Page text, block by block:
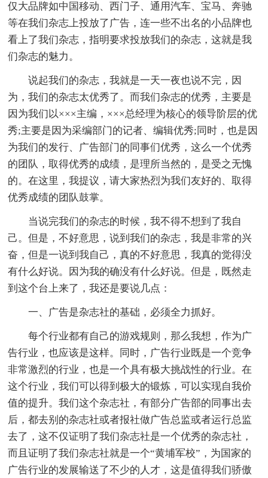
仅大品牌如中国移动、西门子、通用汽车、宝马、奔驰
等在我们杂志上投放了广告，连一些不出名的小品牌也
看上了我们杂志，指明要求投放我们的杂志，这就是我
们杂志的魅力。
说起我们的杂志，我就是一天一夜也说不完，因
为，我们的杂志太优秀了。而我们杂志的优秀，主要是
因为我们以×××主编，×××总经理为核心的领导阶层的优
秀;主要是因为采编部门的记者、编辑优秀;同时，也是因
为我们的发行、广告部门的同事们优秀，这么一个优秀
的团队，取得优秀的成绩，是理所当然的，是受之无愧
的。在这里，我提议，请大家热烈为我们友好的、取得
优秀成绩的团队鼓掌。
当说完我们的杂志的时候，我不得不想到了我自
己。但是，不好意思，说到我们的杂志，我是非常的兴
奋，但是一说到我自己，真的不好意思，我真的觉得没
有什么好说。因为我的确没有什么好说。但是，既然走
到这个台上来了，我还是要说几点：
一、广告是杂志社的基础，必须全力抓好。
每个行业都有自己的游戏规则，那么我想，作为广
告行业，也应该是这样。同时，广告行业既是一个竞争
非常激烈的行业，也是一个具有极大挑战性的行业。在
这个行业，我们可以得到极大的锻炼，可以实现自我价
值的提升。我们这个杂志社，有部分广告部的同事出去
后，都去别的杂志社或者报社做广告总监或者运行总监
去了，这不仅证明了我们杂志社是一个优秀的杂志社，
而且证明了我们杂志社就是一个“黄埔军校”，为国家的
广告行业的发展输送了不少的人才，这是值得我们骄傲